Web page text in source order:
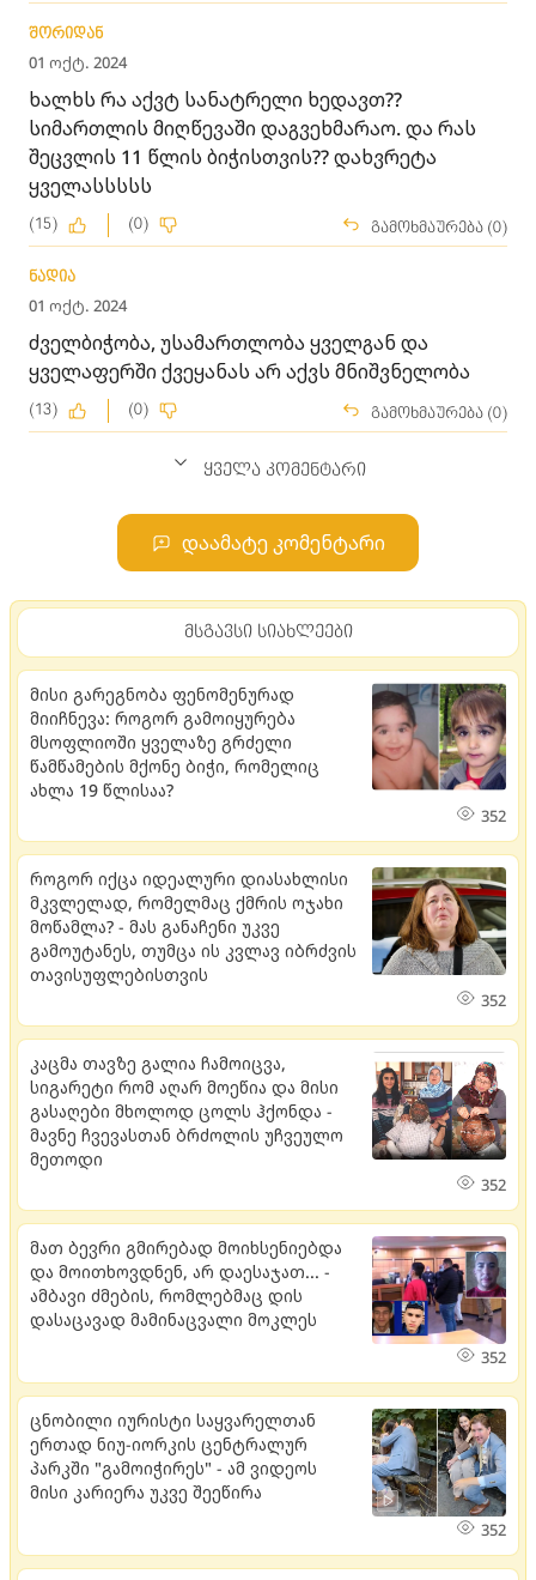
შორიდან
01 ოქტ. 2024
ხალხს რა აქვტ სანატრელი ხედავთ??
სიმართლის მიღწევაში დაგვეხმარაო. და რას
შეცვლის 11 წლის ბიჭისთვის?? დახვრეტა
ყველასსსსს
(15) (0) გამოხმაურება (0)
ნადია
01 ოქტ. 2024
ძველბიჭობა, უსამართლობა ყველგან და
ყველაფერში ქვეყანას არ აქვს მნიშვნელობა
(13) (0) გამოხმაურება (0)
ყველა კომენტარი
დაამატე კომენტარი
მსგავსი სიახლეები
მისი გარეგნობა ფენომენურად
მიიჩნევა: როგორ გამოიყურება
მსოფლიოში ყველაზე გრძელი
წამწამების მქონე ბიჭი, რომელიც
ახლა 19 წლისაა?
352
როგორ იქცა იდეალური დიასახლისი
მკვლელად, რომელმაც ქმრის ოჯახი
მოწამლა? - მას განაჩენი უკვე
გამოუტანეს, თუმცა ის კვლავ იბრძვის
თავისუფლებისთვის
352
კაცმა თავზე გალია ჩამოიცვა,
სიგარეტი რომ აღარ მოეწია და მისი
გასაღები მხოლოდ ცოლს ჰქონდა -
მავნე ჩვევასთან ბრძოლის უჩვეულო
მეთოდი
352
მათ ბევრი გმირებად მოიხსენიებდა
და მოითხოვდნენ, არ დაესაჯათ... -
ამბავი ძმების, რომლებმაც დის
დასაცავად მამინაცვალი მოკლეს
352
ცნობილი იურისტი საყვარელთან
ერთად ნიუ-იორკის ცენტრალურ
პარკში "გამოიჭირეს" - ამ ვიდეოს
მისი კარიერა უკვე შეეწირა
352